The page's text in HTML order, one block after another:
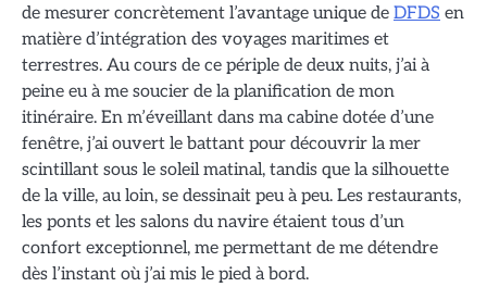
de mesurer concrètement l’avantage unique de DFDS en
matière d’intégration des voyages maritimes et
terrestres. Au cours de ce périple de deux nuits, j’ai à
peine eu à me soucier de la planification de mon
itinéraire. En m’éveillant dans ma cabine dotée d’une
fenêtre, j’ai ouvert le battant pour découvrir la mer
scintillant sous le soleil matinal, tandis que la silhouette
de la ville, au loin, se dessinait peu à peu. Les restaurants,
les ponts et les salons du navire étaient tous d’un
confort exceptionnel, me permettant de me détendre
dès l’instant où j’ai mis le pied à bord.